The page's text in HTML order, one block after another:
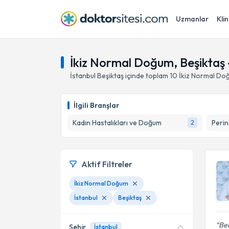
Uzmanlar
İkiz Normal Doğum, Beşiktaş
İstanbul Beşiktaşiçinde toplam 10 İkiz Normal
İlgili Branşlar
Kadın Hastalıkları ve Doğum
2
Aktif Filtreler
İkiz Normal Doğum
İstanbul
Beşiktaş
Şehir İstanbul